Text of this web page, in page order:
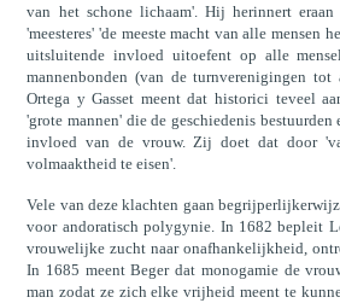
van het schone lichaam'. Hij herinnert eraan
'meesteres' 'de meeste macht van alle mensen
uitsluitende invloed uitoefent op alle
mannenbonden (van de turnverenigingen tot
Ortega y Gasset meent dat historici teveel
'grote mannen' die de geschiedenis
invloed van de vrouw. Zij doet dat door
volmaaktheid te eisen'.
Vele van deze klachten gaan
voor andoratisch polygynie. In 1682 bepleit
vrouwelijke zucht naar onafhankelijkheid,
In 1685 meent Beger dat monogamie de
man zodat ze zich elke vrijheid meent te